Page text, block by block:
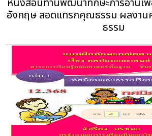
อังกฤษ สอดแทรกคุณธรรม ผลงาน
ธรรม